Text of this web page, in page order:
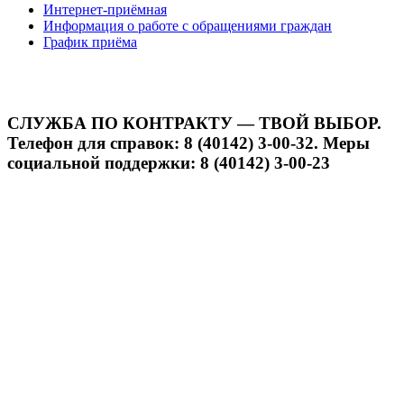
Интернет-приёмная
Информация о работе с обращениями граждан
График приёма
СЛУЖБА ПО КОНТРАКТУ — ТВОЙ ВЫБОР.
Телефон для справок: 8 (40142) 3-00-32. Меры
социальной поддержки: 8 (40142) 3-00-23